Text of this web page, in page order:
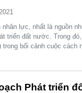
nhân lực, nhất là nguồn
triển đất nước. Trong
trong bối cảnh cuộc cách
Phát triển